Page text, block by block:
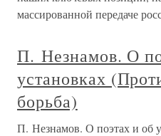
массированной передаче
П. Незнамов. О
установках
борьба)
П. Незнамов. О поэтах и об